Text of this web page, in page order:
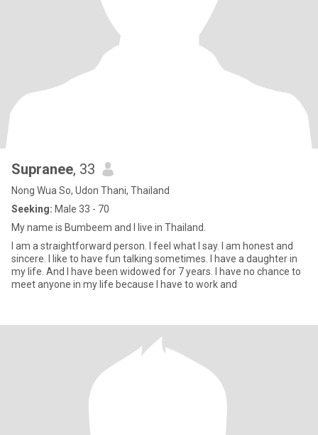
Supranee, 33
Nong Wua So, Udon Thani, Thailand
Seeking: Male 33 - 70
My name is Bumbeem and I live in Thailand.
I am a straightforward person. I feel what I say. I am honest and
sincere. I like to have fun talking sometimes. I have a daughter in
my life. And I have been widowed for 7 years. I have no chance to
meet anyone in my life because I have to work and